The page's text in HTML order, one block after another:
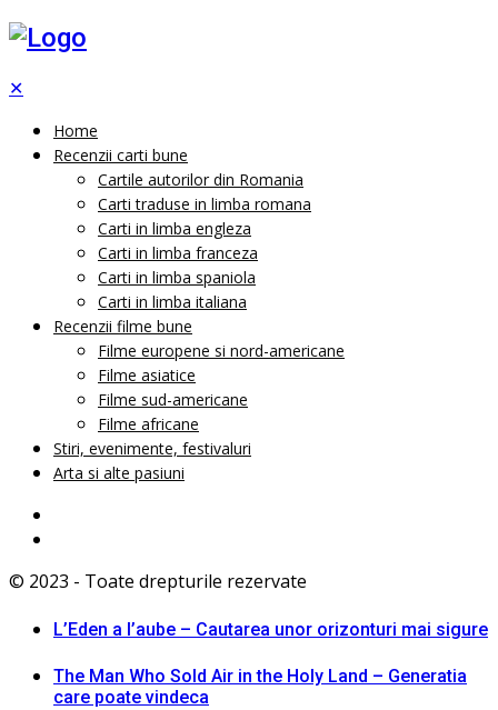
✕
Home
Recenzii carti bune
Cartile autorilor din Romania
Carti traduse in limba romana
Carti in limba engleza
Carti in limba franceza
Carti in limba spaniola
Carti in limba italiana
Recenzii filme bune
Filme europene si nord-americane
Filme asiatice
Filme sud-americane
Filme africane
Stiri, evenimente, festivaluri
Arta si alte pasiuni
© 2023 - Toate drepturile rezervate
L’Eden a I’aube – Cautarea unor orizonturi mai sigure
The Man Who Sold Air in the Holy Land – Generatia
care poate vindeca